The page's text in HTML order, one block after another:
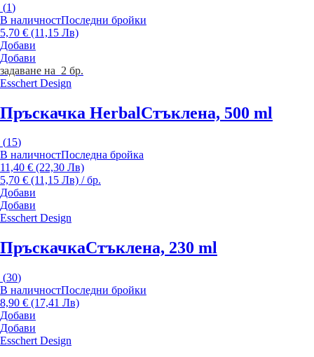
(1)
В наличностПоследни бройки
5,70 € (11,15 Лв)
Добави
Добави
задаване на 2 бр.
Esschert Design
Пръскачка HerbalСтъклена, 500 ml
(15)
В наличностПоследна бройка
11,40 € (22,30 Лв)
5,70 € (11,15 Лв) / бр.
Добави
Добави
Esschert Design
ПръскачкаСтъклена, 230 ml
(30)
В наличностПоследни бройки
8,90 € (17,41 Лв)
Добави
Добави
Esschert Design